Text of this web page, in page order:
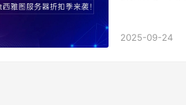
2025-09-24